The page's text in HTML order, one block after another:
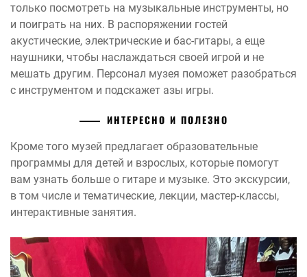
только посмотреть на музыкальные инструменты, но
и поиграть на них. В распоряжении гостей
акустические, электрические и бас-гитары, а еще
наушники, чтобы наслаждаться своей игрой и не
мешать другим. Персонал музея поможет разобраться
с инструментом и подскажет азы игры.
ИНТЕРЕСНО И ПОЛЕЗНО
Кроме того музей предлагает образовательные
программы для детей и взрослых, которые помогут
вам узнать больше о гитаре и музыке. Это экскурсии,
в том числе и тематические, лекции, мастер-классы,
интерактивные занятия.